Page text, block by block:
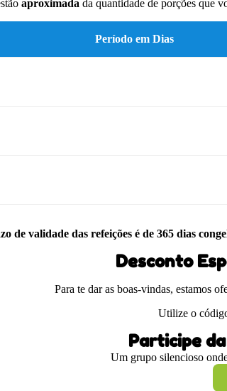
aproximada da quantidade de porções que
Período em Dias
de validade das refeições é de 365 dias
Desconto
Para te dar as boas-vindas, estamos
Utilize o
Participe
Um grupo silencioso